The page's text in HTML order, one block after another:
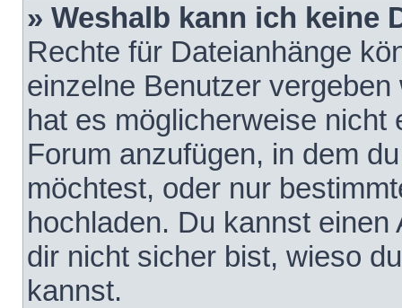
» Weshalb kann ich keine
Rechte für Dateianhänge
einzelne Benutzer
hat es möglicherweise nicht
Forum anzufügen, in dem
möchtest, oder nur
hochladen. Du kannst
dir nicht sicher bist, wieso
kannst.